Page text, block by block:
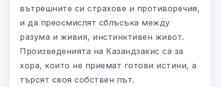
вътрешните си страхове и противоречия,
и да преосмислят сблъсъка между
разума и живия, инстинктивен живот.
Произведенията на Казандзакис са за
хора, които не приемат готови истини, а
търсят своя собствен път.